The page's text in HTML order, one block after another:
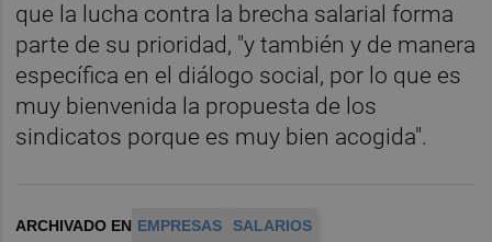
que la lucha contra la brecha salarial forma
parte de su prioridad, "y también y de manera
específica en el diálogo social, por lo que es
muy bienvenida la propuesta de los
sindicatos porque es muy bien acogida".
ARCHIVADO EN EMPRESAS SALARIOS